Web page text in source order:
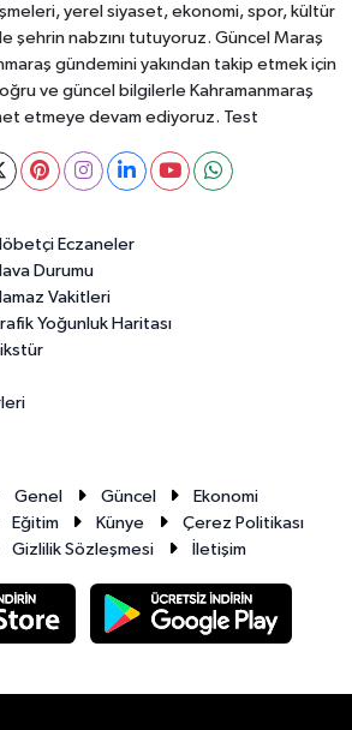
yerel siyaset, ekonomi, spor, kültür
şehrin nabzını tutuyoruz. Güncel Maraş
gündemini yakından takip etmek için
ve güncel bilgilerle Kahramanmaraş
etmeye devam ediyoruz. Test
Eczaneler
Durumu
Vakitleri
Yoğunluk Haritası
Genel Güncel
Ekonomi
Eğitim Künye
Çerez Politikası
Gizlilik Sözleşmesi İletişim